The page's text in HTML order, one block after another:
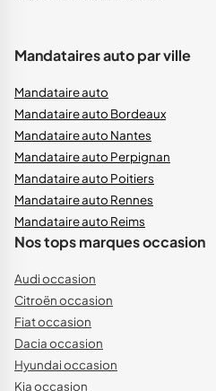
Mandataires auto par ville
Mandataire auto
Mandataire auto Bordeaux
Mandataire auto Nantes
Mandataire auto Perpignan
Mandataire auto Poitiers
Mandataire auto Rennes
Mandataire auto Reims
Nos tops marques occasion
Audi occasion
Citroën occasion
Fiat occasion
Dacia occasion
Hyundai occasion
Kia occasion